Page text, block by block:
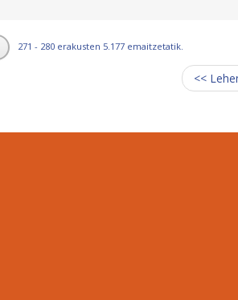
271 - 280 erakusten 5.177 emaitzetatik.
<<